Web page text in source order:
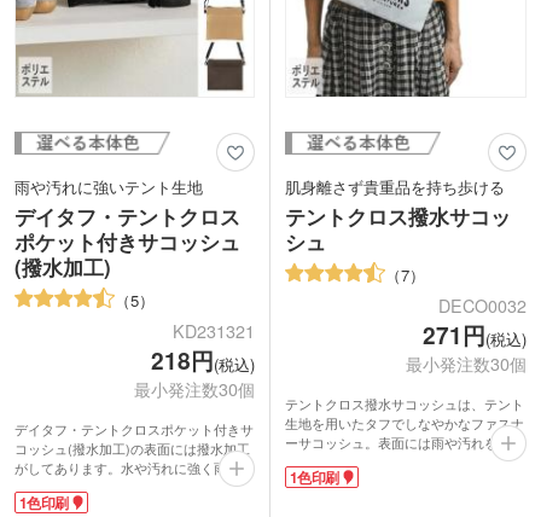
雨や汚れに強いテント生地
デイタフ・テントクロス
ポケット付きサコッシュ
(撥水加工)
5
KD231321
218円(税込)
最小発注数30個
デイタフ・テントクロスポケット付きサ
コッシュ(撥水加工)の表面には撥水加工
がしてあります。水や汚れに強く雨の日
のお出掛けやアウトドアでも安心です。
長財布やスマホなどの貴重品を肌身離さ
1色印刷
肌身離さず貴重品を持ち歩ける
テントクロス撥水サコッ
シュ
7
DECO0032
271円(税込)
最小発注数30個
テントクロス撥水サコッシュは、テント
生地を用いたタフでしなやかなファスナ
ーサコッシュ。表面には雨や汚れを弾く
撥水加工が施されているので、雨の日の
お出掛けやイベントも安心です。長財布
1色印刷